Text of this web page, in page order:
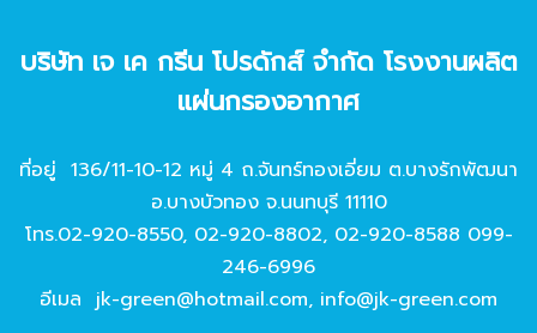
บริษัท เจ เค กรีน โปรดักส์ จํากัด โรงงานผลิต
แผ่นกรองอากาศ
ที่อยู่ 136/11-10-12 หมู่ 4 ถ.จันทร์ทองเอี่ยม ต.บางรักพัฒนา
อ.บางบัวทอง จ.นนทบุรี 11110
โทร.02-920-8550, 02-920-8802, 02-920-8588 099-
246-6996
อีเมล jk-green@hotmail.com, info@jk-green.com